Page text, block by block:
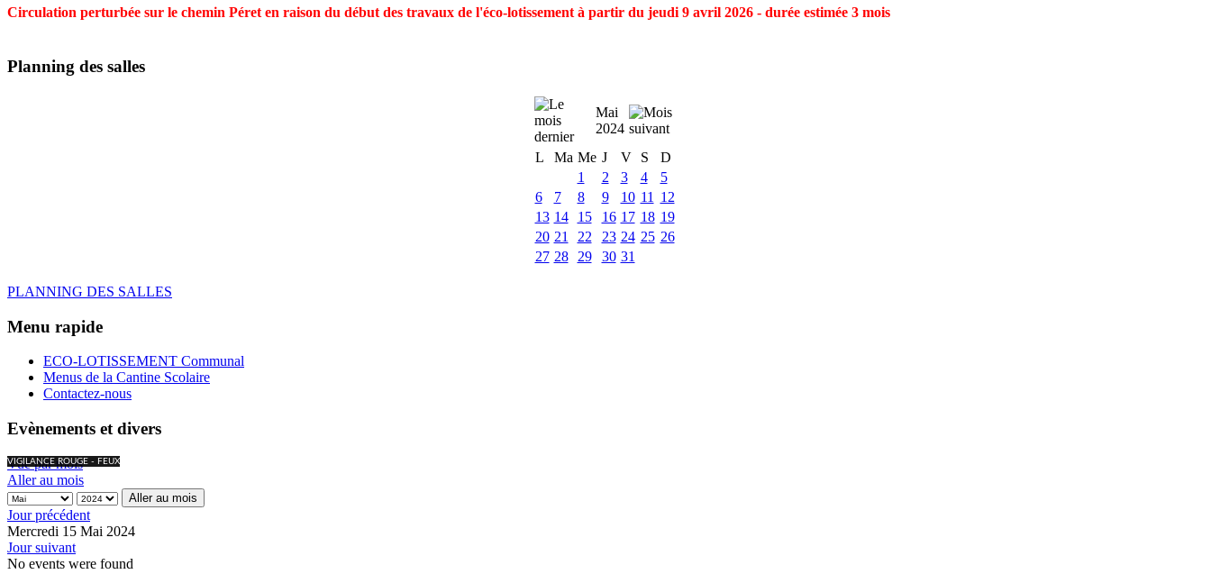
Circulation perturbée sur le chemin Péret en raison du début des travaux de l'éco-lotissement à partir du jeudi 9 avril 2026 - durée estimée 3 mois
Planning des salles
Mai
2024
L
Ma Me J V S
D
1
2 3 4
5
6
7 8 9 10 11
12
13 14 15 16 17 18 19
20 21 22 23 24 25 26
27 28 29 30 31
PLANNING DES SALLES
Menu rapide
ECO-LOTISSEMENT Communal
Menus de la Cantine Scolaire
Contactez-nous
Evènements et divers
VIGILANCE ROUGE - FEUX
Vue par mois
Aller au mois
Aller au mois
Jour précédent
Mercredi 15 Mai 2024
Jour suivant
No events were found